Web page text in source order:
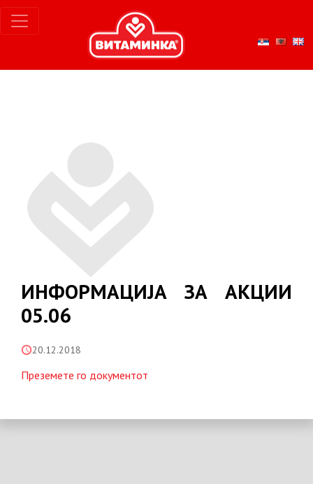
ИНФОРМАЦИЈА ЗА АКЦИИ
05.06
20.12.2018
Преземете го документот